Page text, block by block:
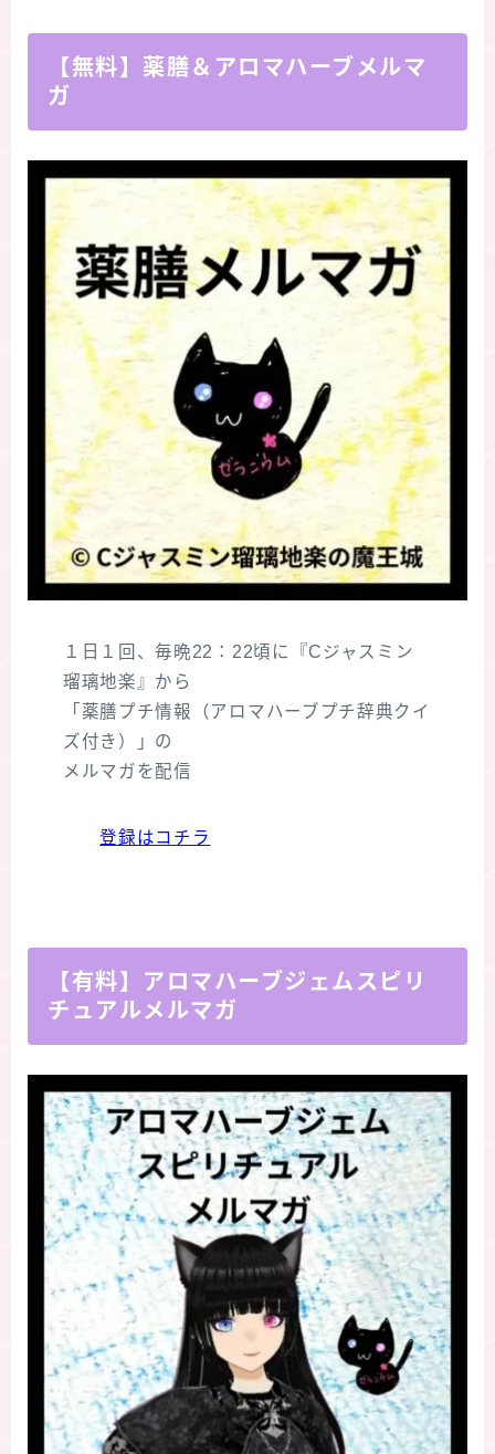
【無料】薬膳＆アロマハーブメルマ
ガ
１日１回、毎晩22：22頃に『Cジャスミン
瑠璃地楽』から
「薬膳プチ情報（アロマハーブプチ辞典クイ
ズ付き）」の
メルマガを配信
登録はコチラ
【有料】アロマハーブジェムスピリ
チュアルメルマガ